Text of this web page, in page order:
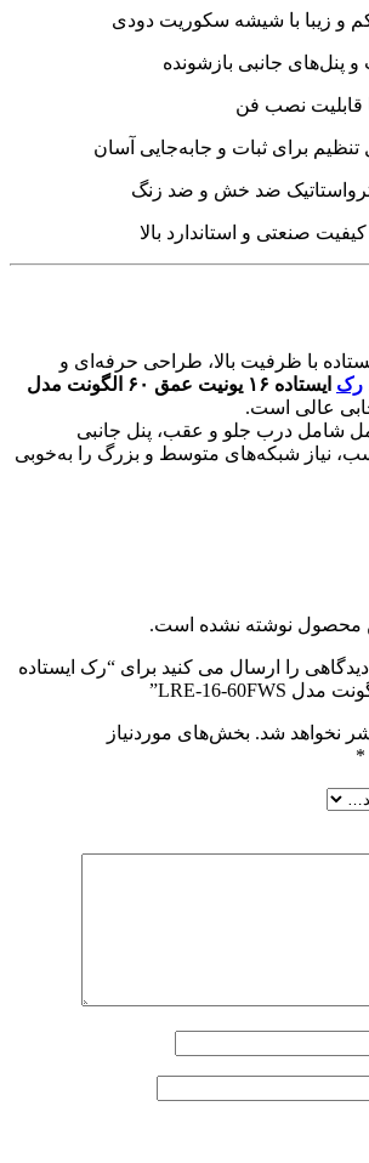
و زیبا با شیشه سکوریت دودی
پنل‌های جانبی بازشونده
قابلیت نصب فن
تنظیم برای ثبات و جابه‌جایی آسان
ضد خش و ضد زنگ
صنعتی و استاندارد بالا
با ظرفیت بالا، طراحی حرفه‌ای و
رک
ایستاده ۱۶ یونیت عمق ۶۰ الگونت مدل
عالی است.
شامل درب جلو و عقب، پنل جانبی
نیاز شبکه‌های متوسط و بزرگ را به‌خوبی
محصول نوشته نشده است.
را ارسال می کنید برای “رک ایستاده
نخواهد شد. بخش‌های موردنیاز
*